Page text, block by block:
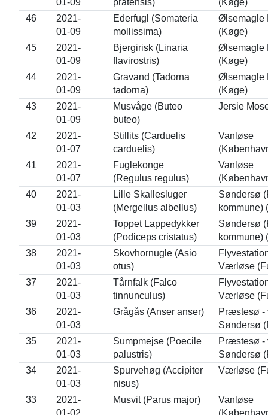
01-09
pratensis)
(Køge)
46
2021-
01-09
Ederfugl (Somateria
mollissima)
Ølsemagle
(Køge)
45
2021-
01-09
Bjergirisk (Linaria
flavirostris)
Ølsemagle
(Køge)
44
2021-
01-09
Gravand (Tadorna
tadorna)
Ølsemagle
(Køge)
43
2021-
01-09
Musvåge (Buteo
buteo)
Jersie
42
2021-
01-07
Stillits (Carduelis
carduelis)
Vanløse
41
2021-
01-07
Fuglekonge
(Regulus regulus)
Vanløse
40
2021-
01-03
Lille Skallesluger
(Mergellus albellus)
Søndersø
kommune)
39
2021-
01-03
Toppet Lappedykker
(Podiceps cristatus)
Søndersø
kommune)
38
2021-
01-03
Skovhornugle (Asio
otus)
Værløse
37
2021-
01-03
Tårnfalk (Falco
tinnunculus)
Værløse
36
2021-
01-03
Grågås (Anser anser)
Præstesø -
Søndersø
35
2021-
01-03
Sumpmejse (Poecile
palustris)
Præstesø -
Søndersø
34
2021-
01-03
Spurvehøg (Accipiter
nisus)
Værløse
33
2021-
01-02
Musvit (Parus major)
Vanløse